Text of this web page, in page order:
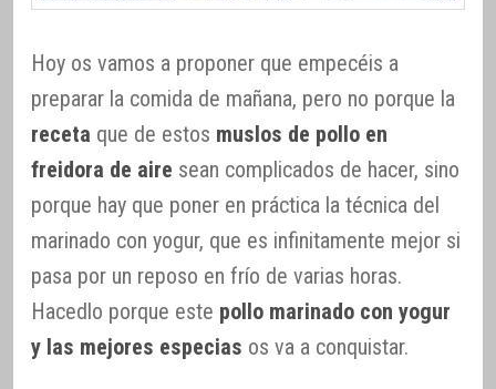
Hoy os vamos a proponer que empecéis a
preparar la comida de mañana, pero no porque la
receta que de estos muslos de pollo en
freidora de aire sean complicados de hacer, sino
porque hay que poner en práctica la técnica del
marinado con yogur, que es infinitamente mejor si
pasa por un reposo en frío de varias horas.
Hacedlo porque este pollo marinado con yogur
y las mejores especias os va a conquistar.